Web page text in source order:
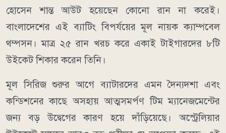
হোসেন শান্ত আউট হয়েছেন কোনো রান না করেই।
বাংলাদেশের এই ব্যাটিং বিপর্যয়ের মূল নায়ক ক্যাম্পবেল
থম্পসন। মাত্র ২৫ রান খরচ করে একাই টাইগারদের ৮টি
উইকেট শিকার করেন তিনি।
মূল সিরিজ শুরুর আগে ব্যাটারদের এমন দৈন্যদশা এবং
কন্ডিশনের কাছে অসহায় আত্মসমর্পণ টিম ম্যানেজমেন্টের
জন্য বড় উদ্বেগের কারণ হয়ে দাঁড়িয়েছে। অস্ট্রেলিয়ার